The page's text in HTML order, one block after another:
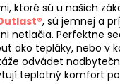
ktoré sú u našich
, sú jemnej a
netlačia. Perfektne
ako tepláky, nebo v
odvádet
teplotný komfort